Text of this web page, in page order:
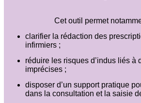
Cet outil permet
clarifier la rédaction des
infirmiers ;
réduire les risques d’indus liés à
imprécises ;
disposer d’un support pratique
dans la consultation et la saisie